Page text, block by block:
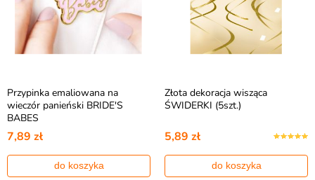
Przypinka emaliowana na
wieczór panieński BRIDE'S
BABES
7,89 zł
do koszyka
Złota dekoracja wisząca
ŚWIDERKI (5szt.)
5,89 zł
do koszyka